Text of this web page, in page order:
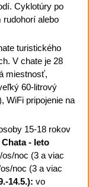
Cyklotúry po
alebo
turistického
V chate je 28
miestnosť,
60-litrový
WiFi pripojenie na
15-18 rokov
Chata - leto
noc (3 a viac
noc (3 a viac
14.5.): vo